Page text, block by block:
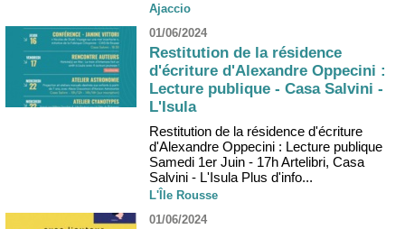
Ajaccio
01/06/2024
Restitution de la résidence
d'écriture d'Alexandre Oppecini :
Lecture publique - Casa Salvini -
L'Isula
Restitution de la résidence d'écriture
d'Alexandre Oppecini : Lecture publique
Samedi 1er Juin - 17h Artelibri, Casa
Salvini - L'Isula Plus d'info...
L'Île Rousse
01/06/2024